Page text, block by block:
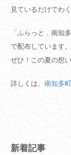
見ているだけでわ
「ふらっと．南知
で配布しています。
ぜひ！この夏の想
詳しくは、南知多
新着記事